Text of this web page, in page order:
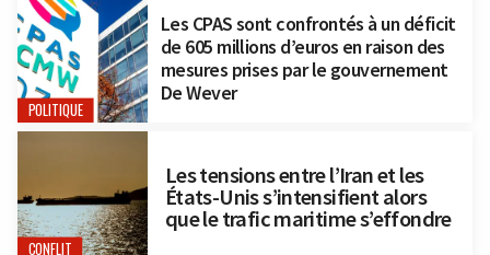
POLITIQUE
Les CPAS sont confrontés à un déficit
de 605 millions d’euros en raison des
mesures prises par le gouvernement
De Wever
CONFLIT
Les tensions entre l’Iran et les
États-Unis s’intensifient alors
que le trafic maritime s’effondre